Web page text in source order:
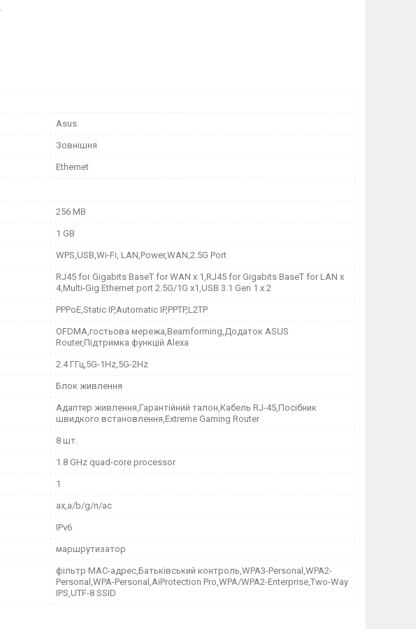
Asus
Зовнішня
Ethernet
256 MB
1 GB
WPS,USB,Wi-Fi, LAN,Power,WAN,2.5G Port
RJ45 for Gigabits BaseT for WAN x 1,RJ45 for Gigabits BaseT for LAN x
4,Multi-Gig Ethernet port 2.5G/1G x1,USB 3.1 Gen 1 x 2
PPPoE,Static IP,Automatic IP,PPTP,L2TP
OFDMA,гостьова мережа,Beamforming,Додаток ASUS
Router,Підтримка функцій Alexa
2.4 ГГц,5G-1Hz,5G-2Hz
Блок живлення
Адаптер живлення,Гарантійний талон,Кабель RJ-45,Посібник
швидкого встановлення,Extreme Gaming Router
8 шт.
1.8 GHz quad-core processor
1
ax,a/b/g/n/ac
IPv6
маршрутизатор
фільтр MAC-адрес,Батьківський контроль,WPA3-Personal,WPA2-
Personal,WPA-Personal,AiProtection Pro,WPA/WPA2-Enterprise,Two-Way
IPS,UTF-8 SSID